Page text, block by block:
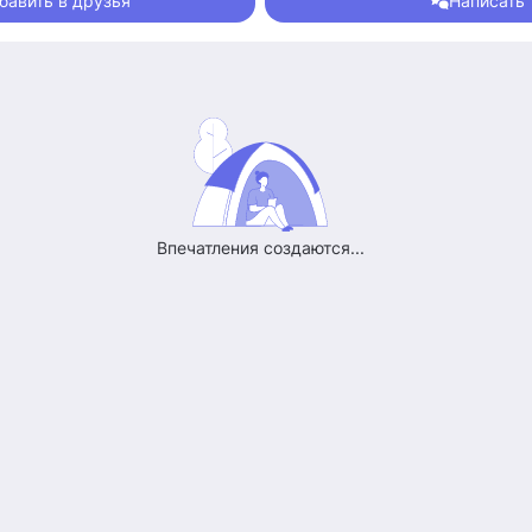
Впечатления создаются...